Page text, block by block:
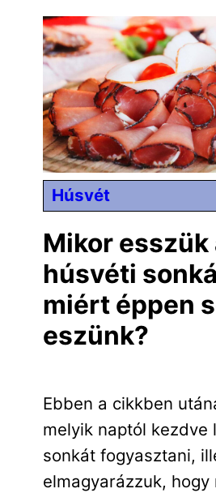
Húsvét
Mikor esszük
húsvéti
miért éppen
eszünk?
Ebben a cikkben
melyik naptól kezdve
sonkát fogyasztani,
elmagyarázzuk, hogy